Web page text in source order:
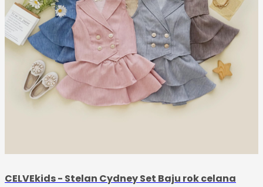
CELVEkids - Stelan Cydney Set Baju rok celana